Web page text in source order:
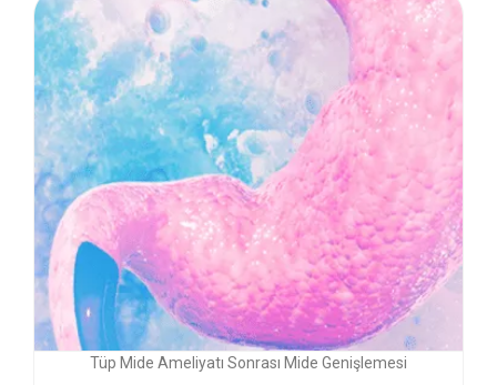
Tüp Mide Ameliyatı Sonrası Mide Genişlemesi